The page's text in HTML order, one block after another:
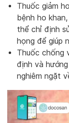
Thuốc giảm
bệnh ho
thể chỉ định
họng để giúp
Thuốc chống
định và
nghiêm ngặt